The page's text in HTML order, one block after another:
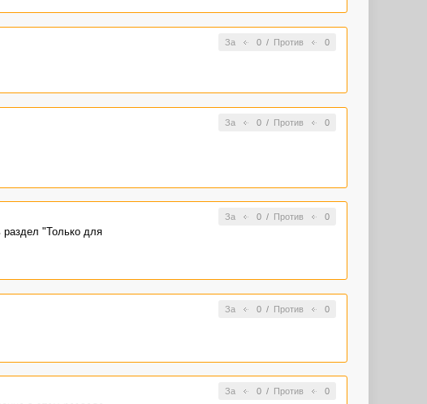
За 0/ Против 0
За 0/ Против 0
За 0/ Против 0
раздел "Только для
За 0/ Против 0
За 0/ Против 0